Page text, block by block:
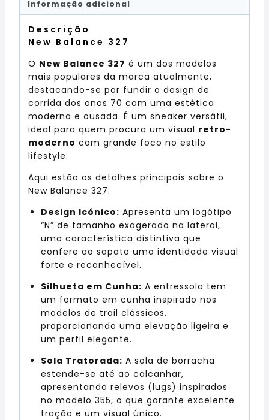
Informação adicional
Descrição
New Balance 327
O New Balance 327 é um dos modelos
mais populares da marca atualmente,
destacando-se por fundir o design de
corrida dos anos 70 com uma estética
moderna e ousada. É um sneaker versátil,
ideal para quem procura um visual retro-
moderno com grande foco no estilo
lifestyle.
Aqui estão os detalhes principais sobre o
New Balance 327:
Design Icónico: Apresenta um logótipo
“N” de tamanho exagerado na lateral,
uma característica distintiva que
confere ao sapato uma identidade visual
forte e reconhecível.
Silhueta em Cunha: A entressola tem
um formato em cunha inspirado nos
modelos de trail clássicos,
proporcionando uma elevação ligeira e
um perfil elegante.
Sola Tratorada: A sola de borracha
estende-se até ao calcanhar,
apresentando relevos (lugs) inspirados
no modelo 355, o que garante excelente
tração e um visual único.